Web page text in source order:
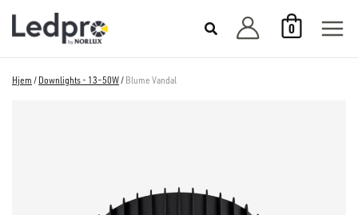
rett
0
Hjem / Downlights - 13–50W/ Blume Vandal